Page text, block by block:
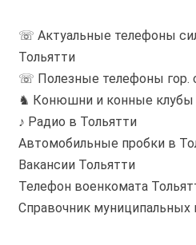
☏ Актуальные телефоны
Тольятти
☏ Полезные телефоны гор.
♞ Конюшни и конные клубы
♪ Радио в Тольятти
Автомобильные пробки в
Вакансии Тольятти
Телефон военкомата
Справочник муниципальных